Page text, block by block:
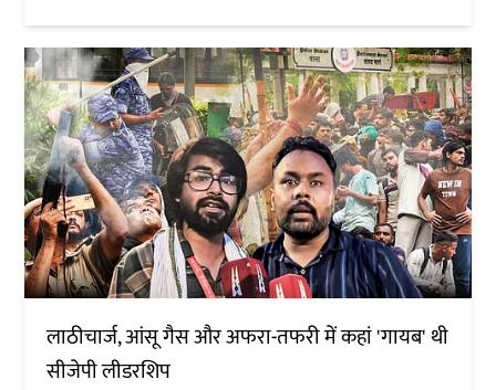
लाठीचार्ज, आंसू गैस और अफरा-तफरी में कहां 'गायब' थी
सीजेपी लीडरशिप